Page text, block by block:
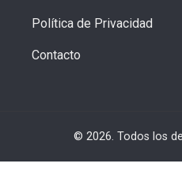
Política de Privacidad
Contacto
© 2026. Todos los